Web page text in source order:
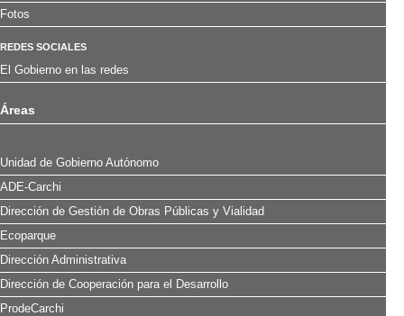
Fotos
REDES SOCIALES
El Gobierno en las redes
Áreas
Unidad de Gobierno Autónomo
ADE-Carchi
Dirección de Gestión de Obras Públicas y Vialidad
Ecoparque
Dirección Administrativa
Dirección de Cooperación para el Desarrollo
ProdeCarchi